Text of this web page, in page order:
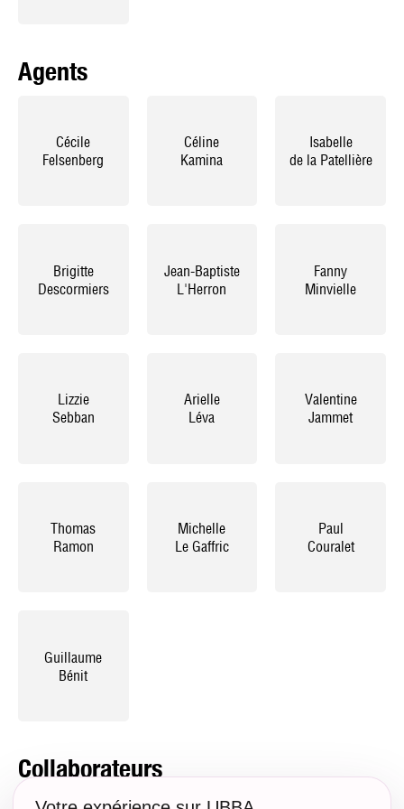
Agents
Cécile
Felsenberg
Céline
Kamina
Isabelle
de la Patellière
Brigitte
Descormiers
Jean-Baptiste
L'Herron
Fanny
Minvielle
Lizzie
Sebban
Arielle
Léva
Valentine
Jammet
Thomas
Ramon
Michelle
Le Gaffric
Paul
Couralet
Guillaume
Bénit
Collaborateurs